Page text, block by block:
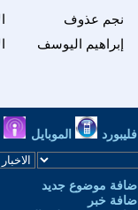
نجم عذوف
إبراهيم اليوسف
فليبورد الموبايل
اضافة موضوع جديد
اضافة خبر